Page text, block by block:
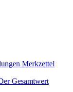
Merkzettel
Gesamtwert